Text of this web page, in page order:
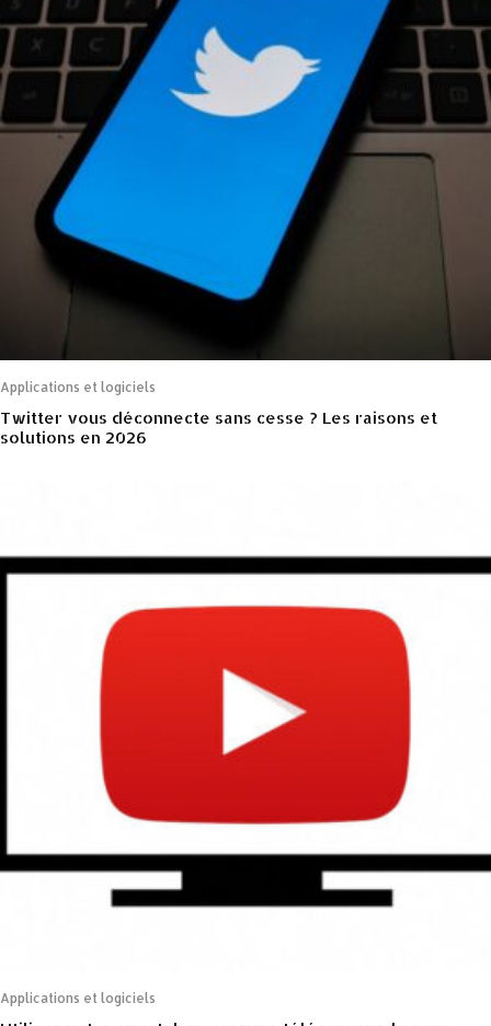
Applications et logiciels
Twitter vous déconnecte sans cesse ? Les raisons et
solutions en 2026
Applications et logiciels